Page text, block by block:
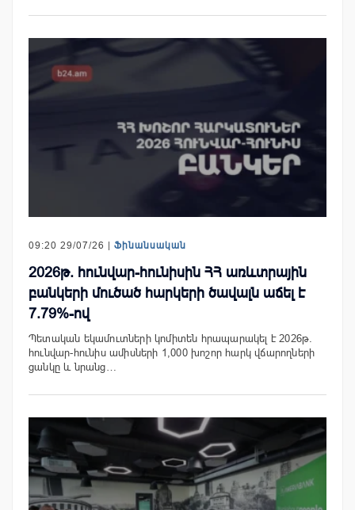
09:20 29/07/26 | Ֆինանսական
2026թ. հունվար-հունիսին ՀՀ առևտրային
բանկերի մուծած հարկերի ծավալն աճել է
7.79%-ով
Պետական եկամուտների կոմիտեն հրապարակել է 2026թ.
հունվար-հունիս ամիսների 1,000 խոշոր հարկ վճարողների
ցանկը և նրանց…